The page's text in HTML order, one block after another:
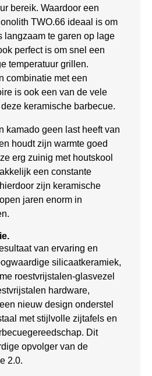
bereik. Waardoor een
TWO.66 ideaal is om
langzaam te garen op lage
perfect is om snel een
temperatuur grillen.
combinatie met een
is ook een van de vele
keramische barbecue.
kamado geen last heeft van
houdt zijn warmte goed
erg zuinig met houtskool
een constante
zijn keramische
jaren enorm in
van ervaring en
silicaatkeramiek,
roestvrijstalen-glasvezel
hardware,
nieuw design onderstel
met stijlvolle zijtafels en
Dit
opvolger van de
2.0.